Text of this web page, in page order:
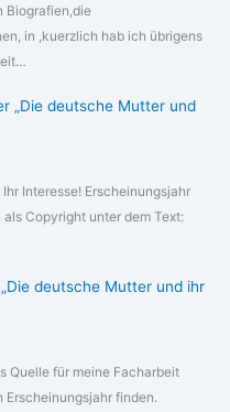
Biografien,die
in ,kuerzlich hab ich übrigens
„Die deutsche Mutter und
Interesse! Erscheinungsjahr
Copyright unter dem Text:
deutsche Mutter und ihr
Quelle für meine Facharbeit
finden.